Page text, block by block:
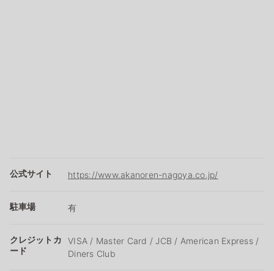
公式サイト https://www.akanoren-nagoya.co.jp/
駐車場 有
クレジットカ
ード
VISA / Master Card / JCB / American Express /
Diners Club